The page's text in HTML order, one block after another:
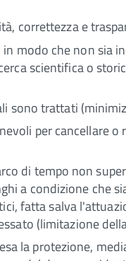
correttezza e
modo che non sia
scientifica o
sono trattati
per cancellare
di tempo non
a condizione che
fatta salva
(limitazione
la protezione,